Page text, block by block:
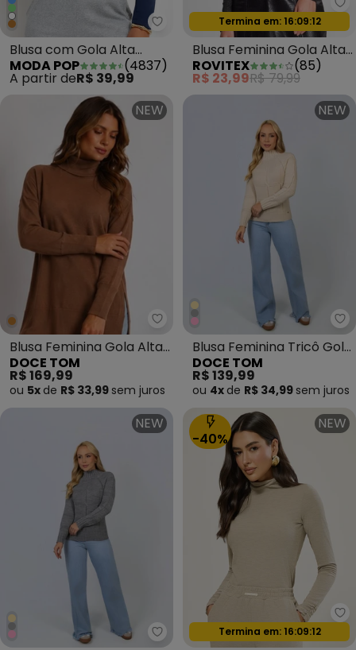
Moda Pop - Blusa com Gola
Blusa com Gola Alta
Marinho
MODA POP (4837)
A partir deR$ 39,99
Oferta relâmpago
Termina em: 16:09:09
Blusa Feminina Gola Alta
Preto
ROVITEX (85)
R$ 23,99R$ 79,99
NEW
Doce Tom - Blusa Feminina
Blusa Feminina Gola Alta
Alongada Marrom
DOCE TOM
R$ 169,99
ou 5x de R$ 33,99 sem juros
NEW
Blusa Feminina Tricô Gola
Alta Bege
DOCE TOM
R$ 139,99
ou 4x de R$ 34,99 sem juros
NEW
Doce Tom - Blusa Feminina
-40%
NEW
Oferta relâmpago
Termina em: 16:09:09